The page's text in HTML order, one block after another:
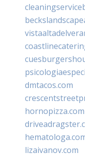
dmtacos.com
hornopizza.com
lizaivanov.com